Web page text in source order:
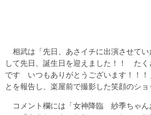
相武は「先日、あさイチに出演させて
して先日、誕生日を迎えました！！ たく
です いつもありがとうございます！！！
とを報告し、楽屋前で撮影した笑顔のショ
コメント欄には「女神降臨 紗季ちゃん